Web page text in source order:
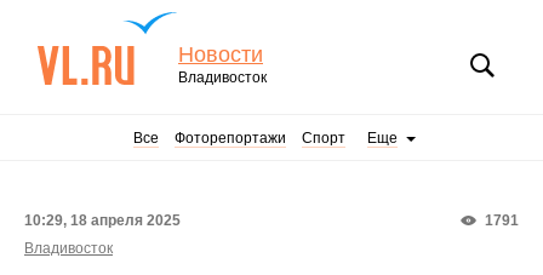
Новости
Владивосток
Все Фоторепортажи Спорт Еще
1791
10:29, 18 апреля 2025
Владивосток